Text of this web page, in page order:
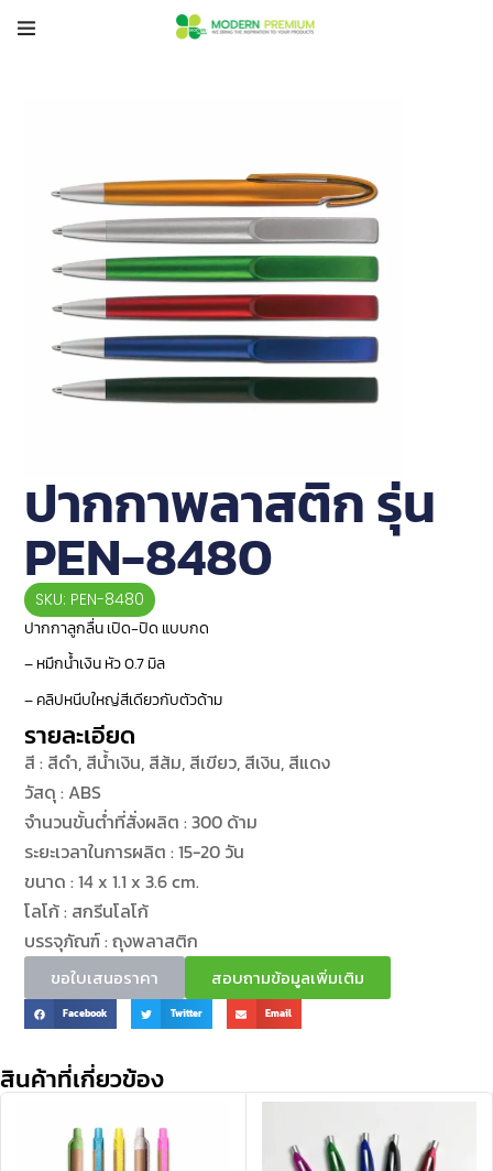
ปากกาพลาสติก รุ่น
PEN-8480
SKU: PEN-8480
ปากกาลูกลื่น เปิด-ปิด แบบกด
– หมึกน้ำเงิน หัว 0.7 มิล
– คลิปหนีบใหญ่สีเดียวกับตัวด้าม
รายละเอียด
สี : สีดำ, สีน้ำเงิน, สีส้ม, สีเขียว, สีเงิน, สีแดง
วัสดุ : ABS
จำนวนขั้นต่ำที่สั่งผลิต : 300 ด้าม
ระยะเวลาในการผลิต : 15-20 วัน
ขนาด : 14 x 1.1 x 3.6 cm.
โลโก้ : สกรีนโลโก้
บรรจุภัณฑ์ : ถุงพลาสติก
ขอใบเสนอราคา สอบถามข้อมูลเพิ่มเติม
Facebook Twitter Email
สินค้าที่เกี่ยวข้อง